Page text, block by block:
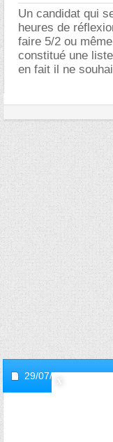
Un candidat qui
heures de
faire 5/2 ou
constitué une
en fait il ne
29/07/2025,10h12